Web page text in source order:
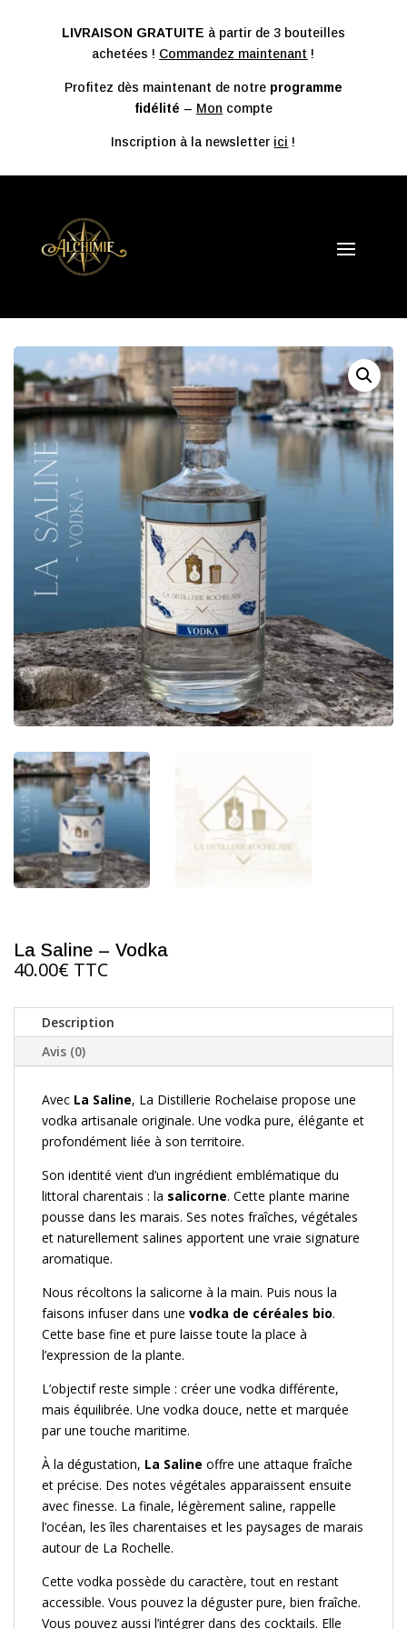
LIVRAISON GRATUITE à partir de 3 bouteilles
achetées ! Commandez maintenant !
Profitez dès maintenant de notre programme
fidélité – Mon compte
Inscription à la newsletter ici !
La Saline – Vodka
40.00€ TTC
Description
Avis (0)
Avec La Saline, La Distillerie Rochelaise propose une
vodka artisanale originale. Une vodka pure, élégante et
profondément liée à son territoire.
Son identité vient d’un ingrédient emblématique du
littoral charentais : la salicorne. Cette plante marine
pousse dans les marais. Ses notes fraîches, végétales
et naturellement salines apportent une vraie signature
aromatique.
Nous récoltons la salicorne à la main. Puis nous la
faisons infuser dans une vodka de céréales bio.
Cette base fine et pure laisse toute la place à
l’expression de la plante.
L’objectif reste simple : créer une vodka différente,
mais équilibrée. Une vodka douce, nette et marquée
par une touche maritime.
À la dégustation, La Saline offre une attaque fraîche
et précise. Des notes végétales apparaissent ensuite
avec finesse. La finale, légèrement saline, rappelle
l’océan, les îles charentaises et les paysages de marais
autour de La Rochelle.
Cette vodka possède du caractère, tout en restant
accessible. Vous pouvez la déguster pure, bien fraîche.
Vous pouvez aussi l’intégrer dans des cocktails. Elle